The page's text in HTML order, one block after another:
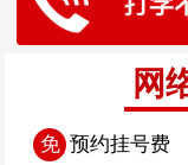
早泄五大危害
早泄如何治疗
前列腺炎的症状有
网
免 预约挂号费